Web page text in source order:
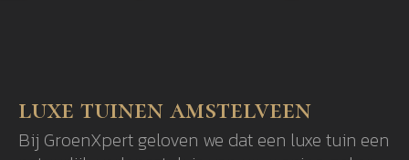
luxe tuinen amstelveen
Bij GroenXpert geloven we dat een luxe tuin een